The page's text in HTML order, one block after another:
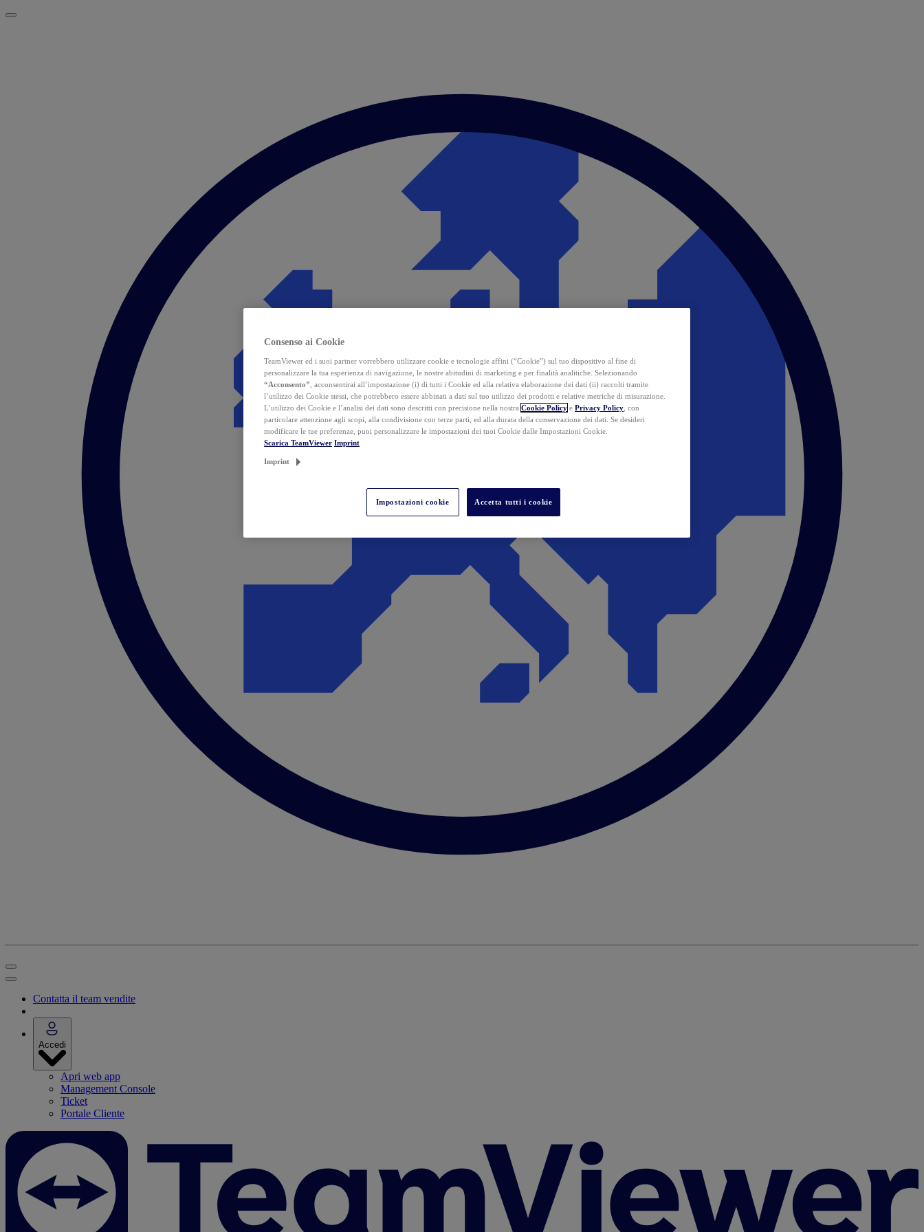
Contatta il team vendite
Accedi
Apri web app
Management Console
Ticket
Portale Cliente
Consenso ai Cookie
TeamViewer ed i suoi partner vorrebbero utilizzare cookie e tecnologie affini (“Cookie”) sul tuo dispositivo al fine di
personalizzare la tua esperienza di navigazione, le nostre abitudini di marketing e per finalità analitiche. Selezionando
“Acconsento” , acconsentirai all’impostazione (i) di tutti i Cookie ed alla relativa elaborazione dei dati (ii) raccolti tramite
l’utilizzo dei Cookie stessi, che potrebbero essere abbinati a dati sul tuo utilizzo dei prodotti e relative metriche di misurazione.
L’utilizzo dei Cookie e l’analisi dei dati sono descritti con precisione nella nostra Cookie Policy e Privacy Policy , con
particolare attenzione agli scopi, alla condivisione con terze parti, ed alla durata della conservazione dei dati. Se desideri
modificare le tue preferenze, puoi personalizzare le impostazioni dei tuoi Cookie dalle Impostazioni Cookie.
Scarica TeamViewer Imprint
Imprint
Impostazioni cookie Accetta tutti i cookie